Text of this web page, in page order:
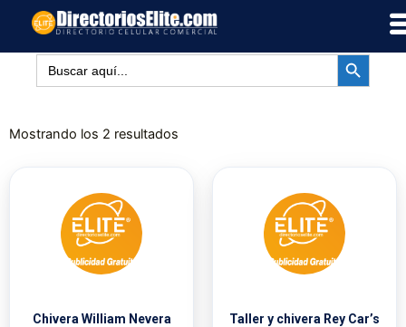
contenido
Buscar: BOTÓN DE
Mostrando los 2 resultados
Chivera William Nevera Taller y chivera Rey Car’s